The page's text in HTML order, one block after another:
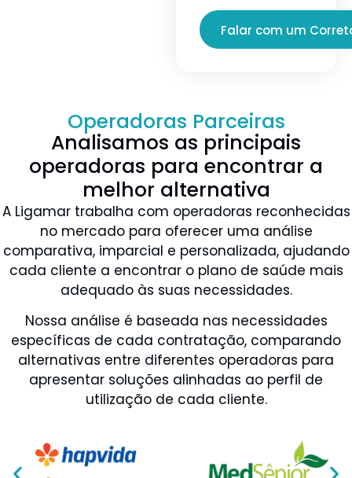
Falar com um
Operadoras Parceiras
Analisamos as principais
operadoras para encontrar a
melhor alternativa
A Ligamar trabalha com operadoras reconhecidas
no mercado para oferecer uma análise
comparativa, imparcial e personalizada, ajudando
cada cliente a encontrar o plano de saúde mais
adequado às suas necessidades.
Nossa análise é baseada nas necessidades
específicas de cada contratação, comparando
alternativas entre diferentes operadoras para
apresentar soluções alinhadas ao perfil de
utilização de cada cliente.